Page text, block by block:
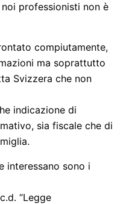
professionisti non è
compiutamente,
ma soprattutto
Svizzera che non
indicazione di
sia fiscale che di
interessano sono i
“Legge